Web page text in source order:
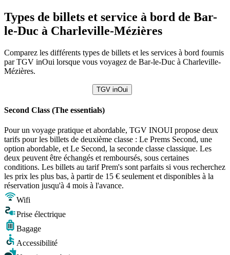
Types de billets et service à bord de Bar-
le-Duc à Charleville-Mézières
Comparez les différents types de billets et les services à bord fournis
par TGV inOui lorsque vous voyagez de Bar-le-Duc à Charleville-
Mézières.
TGV inOui
Second Class (The essentials)
Pour un voyage pratique et abordable, TGV INOUI propose deux
tarifs pour les billets de deuxième classe : Le Prems Second, une
option abordable, et Le Second, la seconde classe classique. Les
deux peuvent être échangés et remboursés, sous certaines
conditions. Les billets au tarif Prem's sont parfaits si vous recherchez
les prix les plus bas, à partir de 15 € seulement et disponibles à la
réservation jusqu'à 4 mois à l'avance.
Wifi
Prise électrique
Bagage
Accessibilité